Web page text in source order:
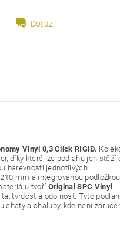
Dotaz
Vinyl 0,3 Click RIGID.
díky které lze podlahu jen stěží
barevnosti jednotlivých
mm a integrovanou
tvoří Original SPC Vinyl
tvrdost a odolnost. Tyto
a chalupy, kde není